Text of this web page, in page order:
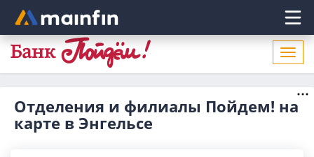
Главное меню
Отделения и филиалы Пойдем! на
карте в Энгельсе